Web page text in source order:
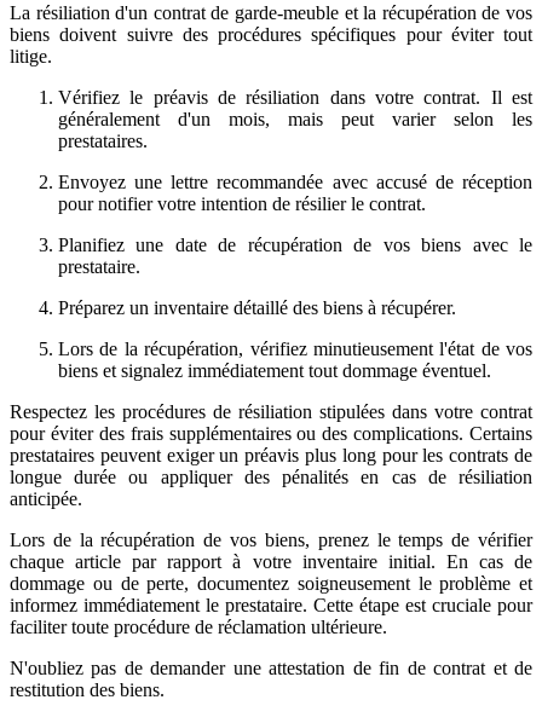
La résiliation d'un contrat de garde-meuble et la récupération de vos
biens doivent suivre des procédures spécifiques pour éviter tout
litige.
Vérifiez le préavis de résiliation dans votre contrat. Il est
généralement d'un mois, mais peut varier selon les
prestataires.
Envoyez une lettre recommandée avec accusé de réception
pour notifier votre intention de résilier le contrat.
Planifiez une date de récupération de vos biens avec le
prestataire.
Préparez un inventaire détaillé des biens à récupérer.
Lors de la récupération, vérifiez minutieusement l'état de vos
biens et signalez immédiatement tout dommage éventuel.
Respectez les procédures de résiliation stipulées dans votre contrat
pour éviter des frais supplémentaires ou des complications. Certains
prestataires peuvent exiger un préavis plus long pour les contrats de
longue durée ou appliquer des pénalités en cas de résiliation
anticipée.
Lors de la récupération de vos biens, prenez le temps de vérifier
chaque article par rapport à votre inventaire initial. En cas de
dommage ou de perte, documentez soigneusement le problème et
informez immédiatement le prestataire. Cette étape est cruciale pour
faciliter toute procédure de réclamation ultérieure.
N'oubliez pas de demander une attestation de fin de contrat et de
restitution des biens.